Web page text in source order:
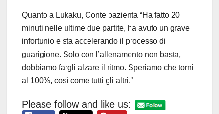
Quanto a Lukaku, Conte pazienta “Ha fatto 20
minuti nelle ultime due partite, ha avuto un grave
infortunio e sta accelerando il processo di
guarigione. Solo con l’allenamento non basta,
dobbiamo fargli alzare il ritmo. Speriamo che torni
al 100%, così come tutti gli altri.”
Please follow and like us: